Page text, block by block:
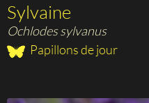
Sylvaine
Ochlodes sylvanus
Papillons de jour